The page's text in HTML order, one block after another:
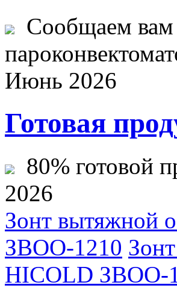
Сообщаем вам
Июнь 2026
Готовая
80% готовой
2026
Зонт вытяжной
ЗВОО-1210
HICOLD ЗВОО-